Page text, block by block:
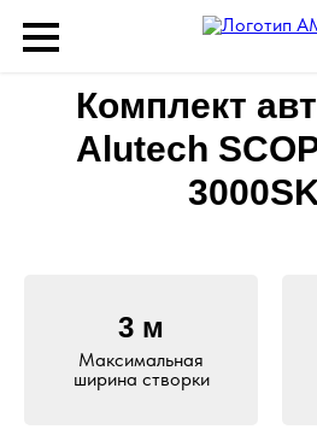
Комплект
Alutech
3 м
Максимальная
ширина створки